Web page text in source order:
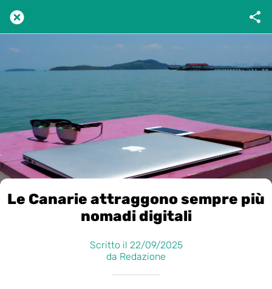
Le Canarie attraggono sempre più
nomadi digitali
Scritto il 22/09/2025
da Redazione